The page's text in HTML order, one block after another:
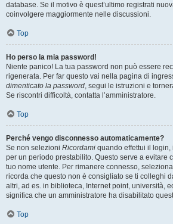
database. Se il motivo è quest’ultimo registrati
coinvolgere maggiormente nelle discussioni.
Top
Ho perso la mia password!
Niente panico! La tua password non può essere
rigenerata. Per far questo vai nella pagina di
dimenticato la password, segui le istruzioni e
Se riscontri difficoltà, contatta l’amministratore.
Top
Perché vengo disconnesso automaticamente?
Se non selezioni Ricordami quando effettui il login,
per un periodo prestabilito. Questo serve a evitare
tuo nome utente. Per rimanere connesso,
ricorda che questo non è consigliato se ti colleghi
altri, ad es. in biblioteca, Internet point, università,
significa che un amministratore ha disabilitato
Top